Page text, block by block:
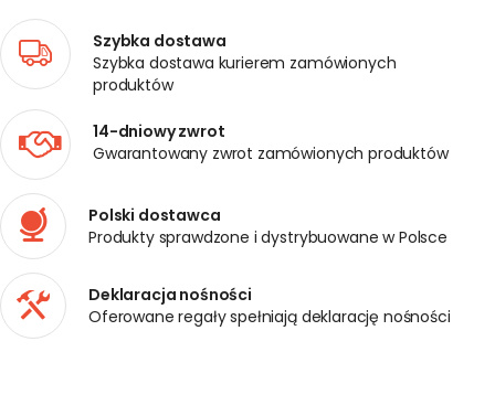
Szybka dostawa
Szybka dostawa kurierem zamówionych
produktów
14-dniowy zwrot
Gwarantowany zwrot zamówionych produktów
Polski dostawca
Produkty sprawdzone i dystrybuowane w Polsce
Deklaracja nośności
Oferowane regały spełniają deklarację nośności